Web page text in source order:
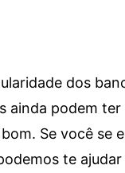
dos
ainda podem ter
Se você se
te ajudar